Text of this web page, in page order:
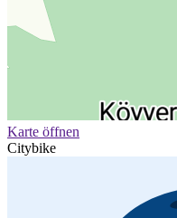
Karte öffnen
Citybike